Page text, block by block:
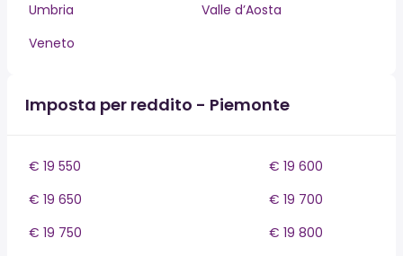
Umbria
Valle d’Aosta
Veneto
Imposta per reddito - Piemonte
€ 19 550
€ 19 600
€ 19 650
€ 19 700
€ 19 750
€ 19 800